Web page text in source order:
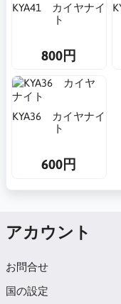
KYA41 カイヤナイ
ト
800円
KYA36 カイヤナイ
ト
600円
アカウント
お問合せ
国の設定